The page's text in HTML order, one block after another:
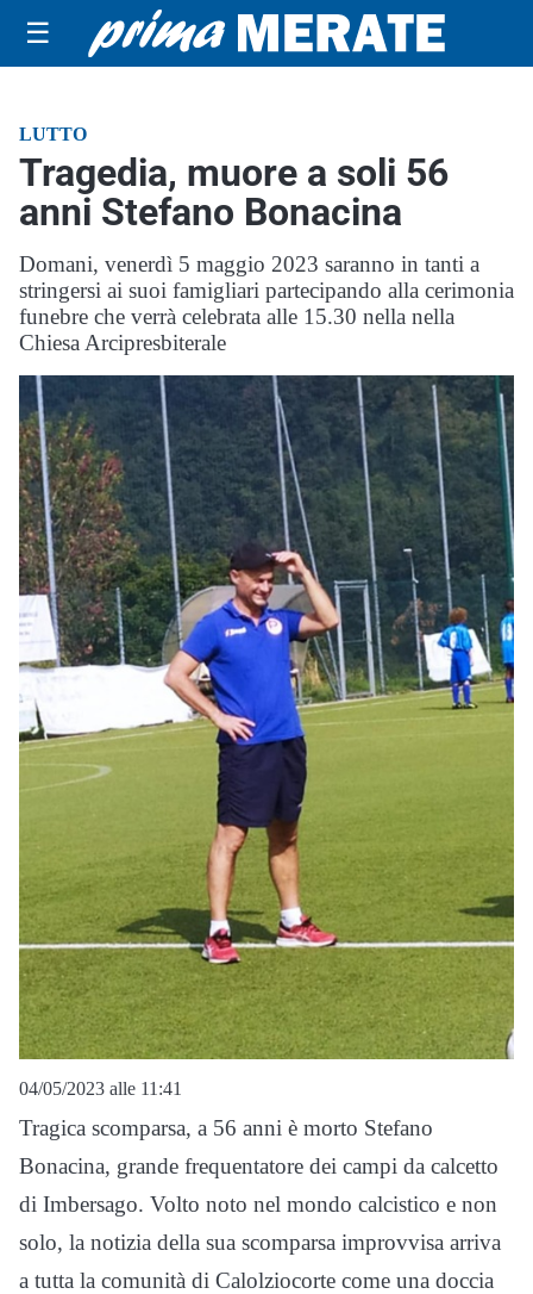
☰
LUTTO
Tragedia, muore a soli 56
anni Stefano Bonacina
Domani, venerdì 5 maggio 2023 saranno in tanti a
stringersi ai suoi famigliari partecipando alla cerimonia
funebre che verrà celebrata alle 15.30 nella nella
Chiesa Arcipresbiterale
04/05/2023 alle 11:41
Tragica scomparsa, a 56 anni è morto Stefano
Bonacina, grande frequentatore dei campi da calcetto
di Imbersago. Volto noto nel mondo calcistico e non
solo, la notizia della sua scomparsa improvvisa arriva
a tutta la comunità di Calolziocorte come una doccia